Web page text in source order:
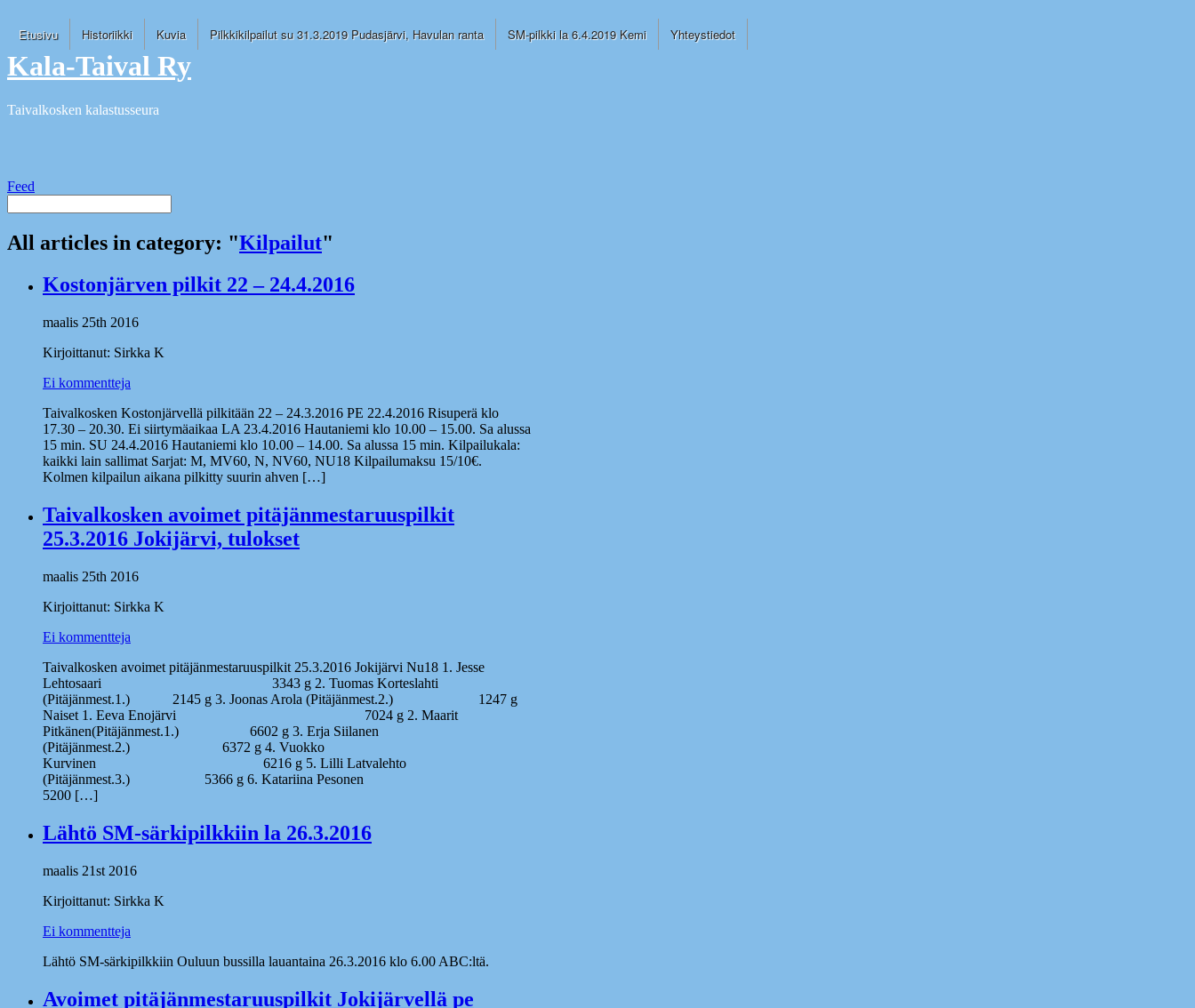
Etusivu Historiikki Kuvia Pilkkikilpailut su 31.3.2019 Pudasjärvi, Havulan ranta SM-pilkki la 6.4.2019 Kemi Yhteystiedot
Kala-Taival Ry
Taivalkosken kalastusseura
Feed
All articles in category: "Kilpailut"
Kostonjärven pilkit 22 – 24.4.2016
maalis 25th 2016
Kirjoittanut: Sirkka K
Ei kommentteja
Taivalkosken Kostonjärvellä pilkitään 22 – 24.3.2016 PE 22.4.2016 Risuperä klo
17.30 – 20.30. Ei siirtymäaikaa LA 23.4.2016 Hautaniemi klo 10.00 – 15.00. Sa alussa
15 min. SU 24.4.2016 Hautaniemi klo 10.00 – 14.00. Sa alussa 15 min. Kilpailukala:
kaikki lain sallimat Sarjat: M, MV60, N, NV60, NU18 Kilpailumaksu 15/10€.
Kolmen kilpailun aikana pilkitty suurin ahven […]
Taivalkosken avoimet pitäjänmestaruuspilkit
25.3.2016 Jokijärvi, tulokset
maalis 25th 2016
Kirjoittanut: Sirkka K
Ei kommentteja
Taivalkosken avoimet pitäjänmestaruuspilkit 25.3.2016 Jokijärvi Nu18 1. Jesse
Lehtosaari 3343 g 2. Tuomas Korteslahti
(Pitäjänmest.1.) 2145 g 3. Joonas Arola (Pitäjänmest.2.) 1247 g
Naiset 1. Eeva Enojärvi 7024 g 2. Maarit
Pitkänen(Pitäjänmest.1.) 6602 g 3. Erja Siilanen
(Pitäjänmest.2.) 6372 g 4. Vuokko
Kurvinen 6216 g 5. Lilli Latvalehto
(Pitäjänmest.3.) 5366 g 6. Katariina Pesonen
5200 […]
Lähtö SM-särkipilkkiin la 26.3.2016
maalis 21st 2016
Kirjoittanut: Sirkka K
Ei kommentteja
Lähtö SM-särkipilkkiin Ouluun bussilla lauantaina 26.3.2016 klo 6.00 ABC:ltä.
Avoimet pitäjänmestaruuspilkit Jokijärvellä pe